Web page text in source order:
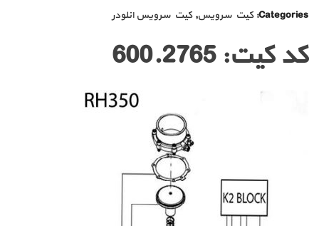
Categories: کیت سرویس,کیت سرویس انلودر
کد کیت: 600.2765